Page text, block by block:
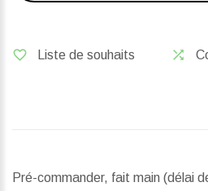
Liste de souhaits
Pré-commander, fait main (délai